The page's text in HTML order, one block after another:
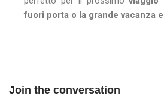
fuori porta o la grande vacanza
Join the conversation